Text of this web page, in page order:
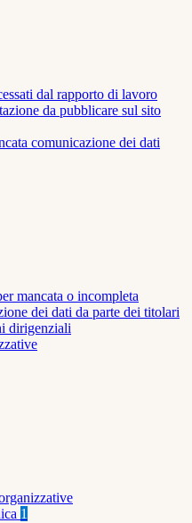
dal rapporto di lavoro
da pubblicare sul sito
comunicazione dei dati
mancata o incompleta
dei dati da parte dei titolari
dirigenziali
1